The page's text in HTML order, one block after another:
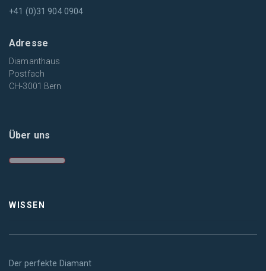
+41 (0)31 904 0904
Adresse
Diamanthaus
Postfach
CH-3001 Bern
Über uns
WISSEN
Der perfekte Diamant